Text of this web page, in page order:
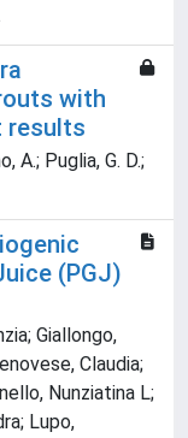
with
results
A.; Puglia, G. D.;
(PGJ)
Giallongo,
Claudia;
Nunziatina L;
Lupo,